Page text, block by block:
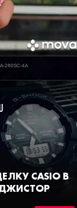
260SC-4A
CASIO В